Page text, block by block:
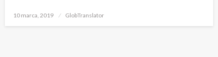
Opublikowane
10 marca, 2019 GlobTranslator